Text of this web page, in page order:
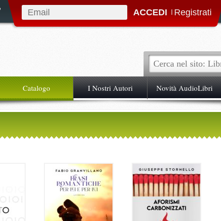
|
Catalogo I Nostri Autori Novità AudioLibri